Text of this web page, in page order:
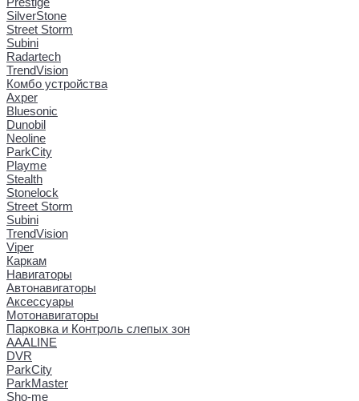
SilverStone
Street Storm
Subini
Radartech
TrendVision
Комбо устройства
Axper
Bluesonic
Dunobil
Neoline
ParkCity
Playme
Stealth
Stonelock
Street Storm
Subini
TrendVision
Viper
Каркам
Навигаторы
Автонавигаторы
Аксессуары
Мотонавигаторы
Парковка и Контроль слепых зон
AAALINE
DVR
ParkCity
ParkMaster
Sho-me